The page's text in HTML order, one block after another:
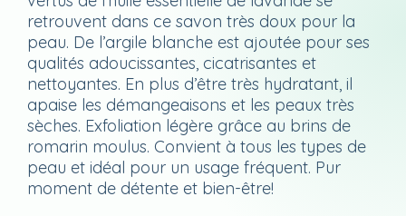
retrouvent dans ce savon très doux pour la
peau. De l’argile blanche est ajoutée pour ses
qualités adoucissantes, cicatrisantes et
nettoyantes. En plus d’être très hydratant, il
apaise les démangeaisons et les peaux très
sèches. Exfoliation légère grâce au brins de
romarin moulus. Convient à tous les types de
peau et idéal pour un usage fréquent. Pur
moment de détente et bien-être!